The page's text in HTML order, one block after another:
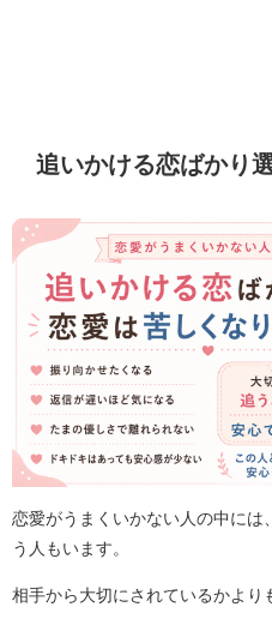
追いかける恋ばかり
恋愛がうまくいかない人の中には
う人もいます。
相手から大切にされているかより